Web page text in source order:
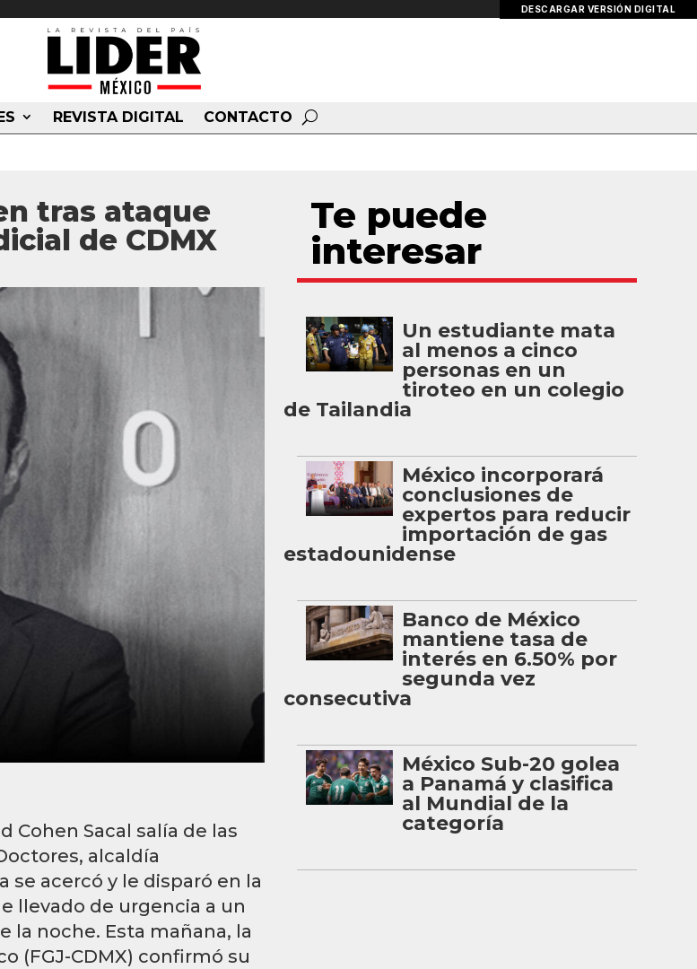
REVISTA DIGITAL CONTACTO
DESCARGAR VERSIÓN DIGITAL
tras ataque
de CDMX
Cohen Sacal salía de las
alcaldía
acercó y le disparó en la
llevado de urgencia a un
la noche. Esta mañana, la
(FGJ-CDMX) confirmó su
Te puede
interesar
Un estudiante mata
al menos a cinco
personas en un
tiroteo en un colegio
de Tailandia
México incorporará
conclusiones de
expertos para reducir
importación de gas
estadounidense
Banco de México
mantiene tasa de
interés en 6.50% por
segunda vez
consecutiva
México Sub-20 golea
a Panamá y clasifica
al Mundial de la
categoría